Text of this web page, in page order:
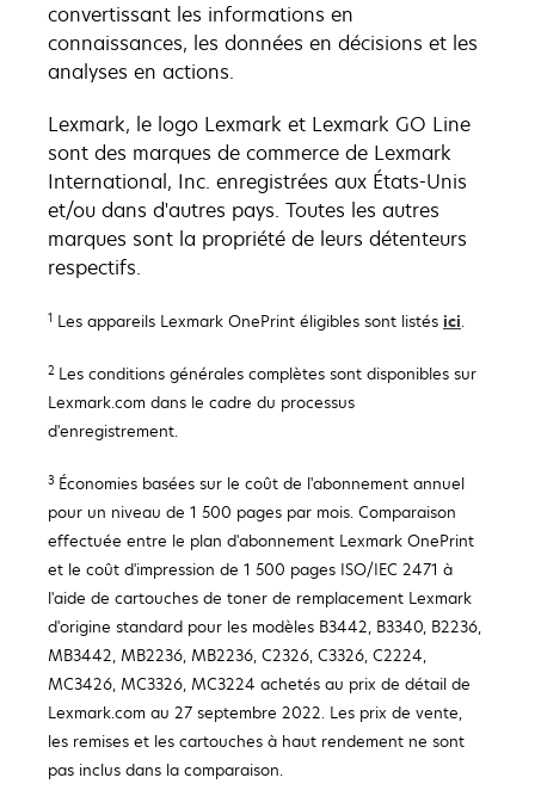
convertissant les informations en
connaissances, les données en décisions et les
analyses en actions.
Lexmark, le logo Lexmark et Lexmark GO Line
sont des marques de commerce de Lexmark
International, Inc. enregistrées aux États-Unis
et/ou dans d'autres pays. Toutes les autres
marques sont la propriété de leurs détenteurs
respectifs.
1 Les appareils Lexmark OnePrint éligibles sont listés ici
un
.
2 Les conditions générales complètes sont disponibles sur
Lexmark.com dans le cadre du processus
d'enregistrement.
3 Économies basées sur le coût de l'abonnement annuel
pour un niveau de 1 500 pages par mois. Comparaison
effectuée entre le plan d'abonnement Lexmark OnePrint
et le coût d'impression de 1 500 pages ISO/IEC 2471 à
l'aide de cartouches de toner de remplacement Lexmark
d'origine standard pour les modèles B3442, B3340, B2236,
MB3442, MB2236, MB2236, C2326, C3326, C2224,
MC3426, MC3326, MC3224 achetés au prix de détail de
Lexmark.com au 27 septembre 2022. Les prix de vente,
les remises et les cartouches à haut rendement ne sont
pas inclus dans la comparaison.